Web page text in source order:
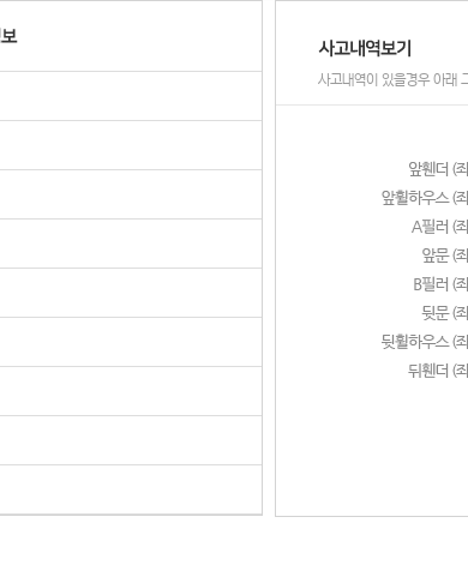
사고내역이 있을경우 아래